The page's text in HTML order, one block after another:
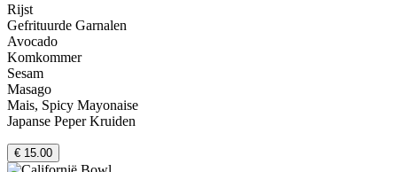
Rijst
Gefrituurde Garnalen
Avocado
Komkommer
Sesam
Masago
Mais, Spicy Mayonaise
Japanse Peper Kruiden
€ 15.00